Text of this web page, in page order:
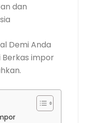
dan
Demi Anda
impor